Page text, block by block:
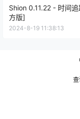
Shion 0.11.22 - 时间
方版]
2024-8-19 11:38:13